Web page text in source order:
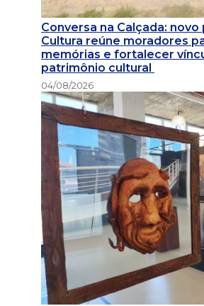
Conversa na Calçada:
Cultura reúne moradores
memórias e fortalecer
patrimônio cultural
04/08/2026